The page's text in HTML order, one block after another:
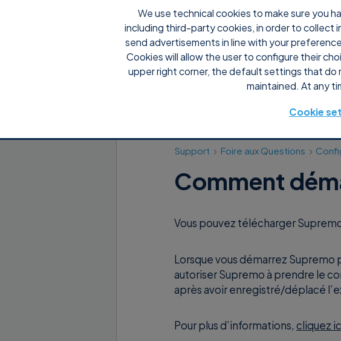
We use technical cookies to make sure you
including third-party cookies, in order to
send advertisements in line with your
Cookies will allow the user to configure their
upper right corner, the default settings that do
maintained. At any
Cookie
Pourquoi Supremo
Support Foire aux Questions
Comment
Vous pouvez télécharger
Lorsque vous démarrez Supremo
autoriser Supremo à prendre le
après avoir enregistré/déplacé
Pour plus d’informations, cliquez